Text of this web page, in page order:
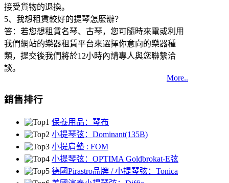
接受貨物的退換。
5、我想租賃較好的提琴怎麼辦？
答：若您想租賃名琴、古琴，您可隨時來電或利用
我們網站的樂器租賃平台來選擇你意向的樂器種
類，提交後我們將於12小時內請專人與您聯繫洽
談。
More..
銷售排行
保養用品：琴布
小提琴弦：Dominant(135B)
小提肩墊 : FOM
小提琴弦：OPTIMA Goldbrokat-E弦
德國Pirastro品牌 / 小提琴弦：Tonica